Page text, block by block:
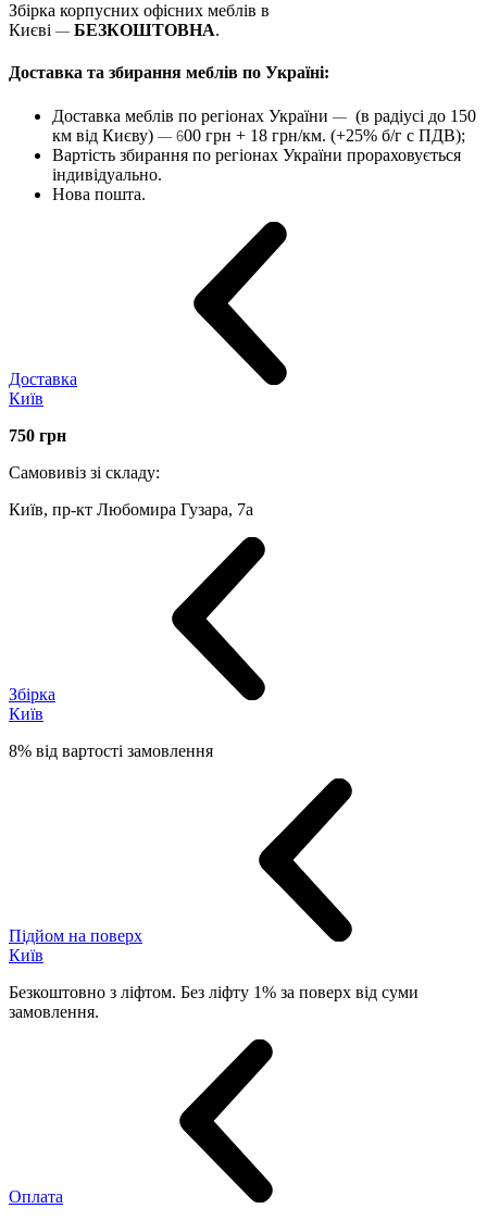
Збірка корпусних офісних меблів в
Києві — БЕЗКОШТОВНА.
Доставка та збирання меблів по Україні:
Доставка меблів по регіонах України — (в радіусі до 150
км від Києву) — 600 грн + 18 грн/км. (+25% б/г с ПДВ);
Вартість збирання по регіонах України прораховується
індивідуально.
Нова пошта.
Доставка
Київ
750 грн
Самовивіз зі складу:
Київ, пр-кт Любомира Гузара, 7а
Збірка
Київ
8% від вартості замовлення
Підйом на поверх
Київ
Безкоштовно з ліфтом. Без ліфту 1% за поверх від суми
замовлення.
Оплата